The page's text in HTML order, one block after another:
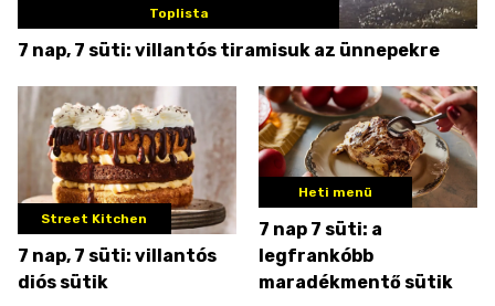
Toplista
7 nap, 7 süti: villantós tiramisuk az ünnepekre
Street Kitchen
7 nap, 7 süti: villantós
diós sütik
Heti menü
7 nap 7 süti: a
legfrankóbb
maradékmentő sütik